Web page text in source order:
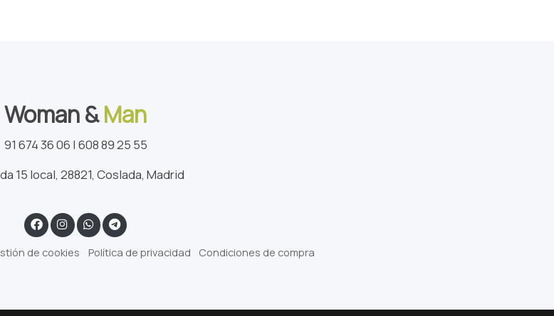
Woman &Man
91 674 36 06 | 608 89 25 55
15 local, 28821, Coslada, Madrid
de cookies Política de privacidad Condiciones de compra